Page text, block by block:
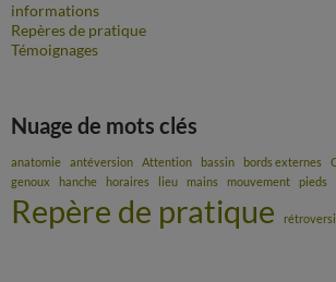
informations
Repères de pratique
Témoignages
Nuage de mots clés
anatomie antéversion Attention bassin bords externes
genoux
hanche horaires lieu mains mouvement pieds
Repère de pratique